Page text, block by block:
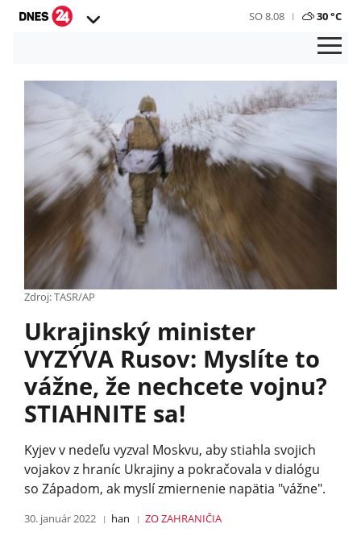
SO 8.08 30 °C
Zdroj: TASR/AP
Ukrajinský minister
VYZÝVA Rusov: Myslíte to
vážne, že nechcete vojnu?
STIAHNITE sa!
Kyjev v nedeľu vyzval Moskvu, aby stiahla svojich
vojakov z hraníc Ukrajiny a pokračovala v dialógu
so Západom, ak myslí zmiernenie napätia "vážne".
30. január 2022 han ZO ZAHRANIČIA